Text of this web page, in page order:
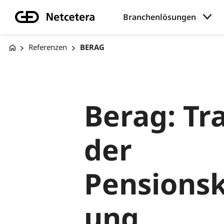
Branchenlösungen
Referenzen BERAG
Berag:
der